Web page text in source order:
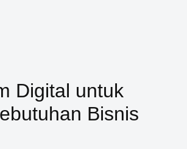
Digital untuk
Bisnis